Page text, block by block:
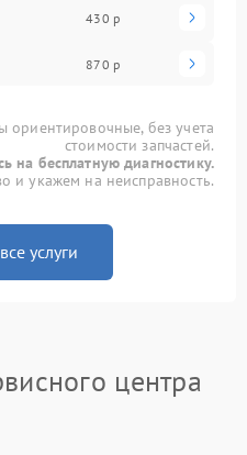
430 р
870 р
ориентировочные, без учета
стоимости запчастей.
на бесплатную диагностику.
и укажем на неисправность.
услуги
центра